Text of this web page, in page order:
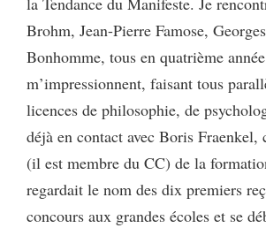
Brohm, Jean-Pierre Famose,
Bonhomme, tous en quatrième
m’impressionnent, faisant tous
licences de philosophie, de
déjà en contact avec Boris Fraenkel,
(il est membre du CC) de la
regardait le nom des dix premiers
concours aux grandes écoles et se